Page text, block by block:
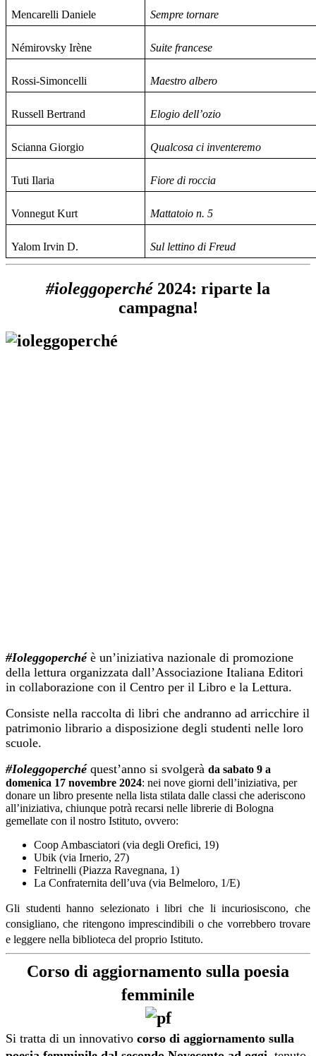
Mencarelli Daniele Sempre tornare
Némirovsky Irène Suite francese
Rossi-Simoncelli Maestro albero
Russell Bertrand Elogio dell’ozio
Scianna Giorgio Qualcosa ci inventeremo
Tuti Ilaria Fiore di roccia
Vonnegut Kurt Mattatoio n. 5
Yalom Irvin D. Sul lettino di Freud
#ioleggoperché2024: riparte la
campagna!
#Ioleggoperchéè un’iniziativa nazionale di promozione
della lettura organizzata dall’Associazione Italiana Editori
in collaborazione con il Centro per il Libro e la Lettura.
Consiste nella raccolta di libri che andranno ad arricchire il
patrimonio librario a disposizione degli studenti nelle loro
scuole.
#Ioleggoperchéquest’anno si svolgerà da sabato 9 a
domenica 17 novembre 2024: nei nove giorni dell’iniziativa, per
donare un libro presente nella lista stilata dalle classi che aderiscono
all’iniziativa, chiunque potrà recarsi nelle librerie di Bologna
gemellate con il nostro Istituto, ovvero:
Coop Ambasciatori (via degli Orefici, 19)
Ubik (via Irnerio, 27)
Feltrinelli (Piazza Ravegnana, 1)
La Confraternita dell’uva (via Belmeloro, 1/E)
Gli studenti hanno selezionato i libri che li incuriosiscono, che
consigliano, che ritengono imprescindibili o che vorrebbero trovare
e leggere nella biblioteca del proprio Istituto.
Corso di aggiornamento sulla poesia
femminile
Si tratta di un innovativo corso di aggiornamento sulla